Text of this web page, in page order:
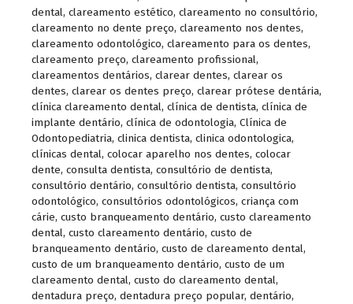
dental, clareamento estético, clareamento no consultório,
clareamento no dente preço, clareamento nos dentes,
clareamento odontológico, clareamento para os dentes,
clareamento preço, clareamento profissional,
clareamentos dentários, clarear dentes, clarear os
dentes, clarear os dentes preço, clarear prótese dentária,
clínica clareamento dental, clínica de dentista, clínica de
implante dentário, clínica de odontologia, Clínica de
Odontopediatria, clinica dentista, clinica odontologica,
clínicas dental, colocar aparelho nos dentes, colocar
dente, consulta dentista, consultório de dentista,
consultório dentário, consultório dentista, consultório
odontológico, consultórios odontológicos, criança com
cárie, custo branqueamento dentário, custo clareamento
dental, custo clareamento dentário, custo de
branqueamento dentário, custo de clareamento dental,
custo de um branqueamento dentário, custo de um
clareamento dental, custo do clareamento dental,
dentadura preço, dentadura preço popular, dentário,